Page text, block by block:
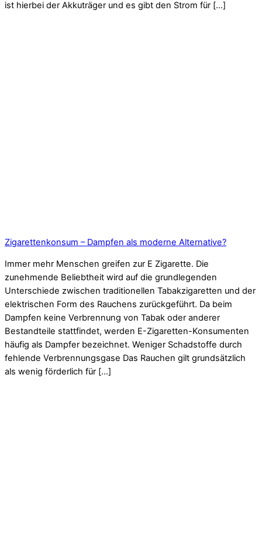
ist hierbei der Akkuträger und es gibt den Strom für […]
Zigarettenkonsum – Dampfen als moderne Alternative?
Immer mehr Menschen greifen zur E Zigarette. Die
zunehmende Beliebtheit wird auf die grundlegenden
Unterschiede zwischen traditionellen Tabakzigaretten und der
elektrischen Form des Rauchens zurückgeführt. Da beim
Dampfen keine Verbrennung von Tabak oder anderer
Bestandteile stattfindet, werden E-Zigaretten-Konsumenten
häufig als Dampfer bezeichnet. Weniger Schadstoffe durch
fehlende Verbrennungsgase Das Rauchen gilt grundsätzlich
als wenig förderlich für […]